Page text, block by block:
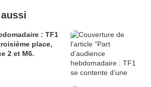
: TF1
place,
2 et M6.